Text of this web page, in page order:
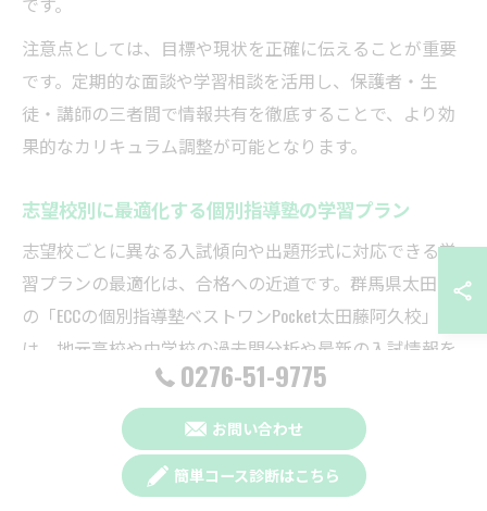
注意点としては、目標や現状を正確に伝えることが重要
です。定期的な面談や学習相談を活用し、保護者・生
徒・講師の三者間で情報共有を徹底することで、より効
果的なカリキュラム調整が可能となります。
志望校別に最適化する個別指導塾の学習プラン
志望校ごとに異なる入試傾向や出題形式に対応できる学
習プランの最適化は、合格への近道です。群馬県太田市
の「ECCの個別指導塾ベストワンPocket太田藤阿久校」で
は、地元高校や中学校の過去問分析や最新の入試情報を
もとに、生徒ごとの志望校対策を具体的にプランニング
しています。
例えば、太田高校を目指す生徒には、過去数年分の入試
問題を徹底的に分析し、頻出単元や出題パターンに絞っ
0276-51-9775
お問い合わせ
簡単コース診断はこちら